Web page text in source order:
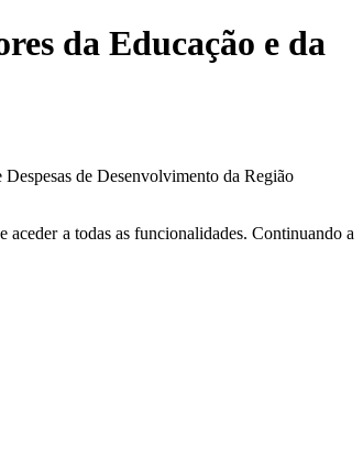
da Educação e da
de Desenvolvimento da Região
a todas as funcionalidades. Continuando a